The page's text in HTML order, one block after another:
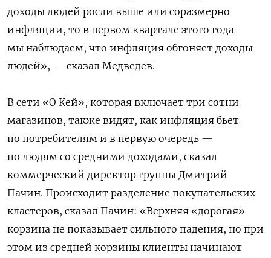
доходы людей росли выше или соразмерно
инфляции, то в первом квартале этого года
мы наблюдаем, что инфляция обгоняет доходы
людей», — сказал Медведев.
В сети «О Кей», которая включает три сотни
магазинов, также видят, как инфляция бьет
по потребителям и в первую очередь —
по людям со средними доходами, сказал
коммерческий директор группы Дмитрий
Пачин. Происходит разделение покупательских
кластеров, сказал Пачин: «Верхняя «дорогая»
корзина не показывает сильного падения, но при
этом из средней корзины клиенты начинают